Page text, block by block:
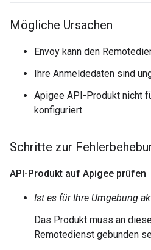
Mögliche Ursachen
Envoy kann den
Ihre Anmeldedaten sind
Apigee API-Produkt nicht
konfiguriert
Schritte zur
API-Produkt auf Apigee prüfen
Ist es für Ihre Umgebung
Das Produkt muss an
Remotedienst gebunden